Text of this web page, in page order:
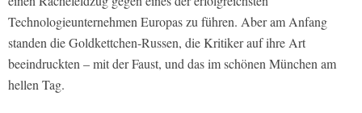
Technologieunternehmen Europas zu führen. Aber am Anfang
standen die Goldkettchen-Russen, die Kritiker auf ihre Art
beeindruckten – mit der Faust, und das im schönen München am
hellen Tag.